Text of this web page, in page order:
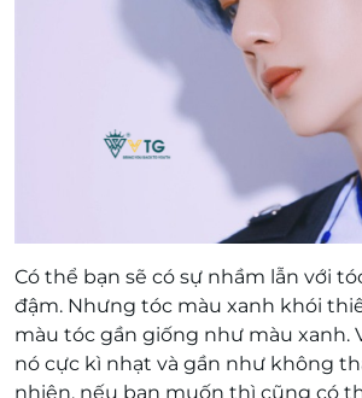
Có thể bạn sẽ có sự nhầm lẫn với
đậm. Nhưng tóc màu xanh khói
màu tóc gần giống như màu xanh.
nó cực kì nhạt và gần như không
nhiên, nếu bạn muốn thì cũng có